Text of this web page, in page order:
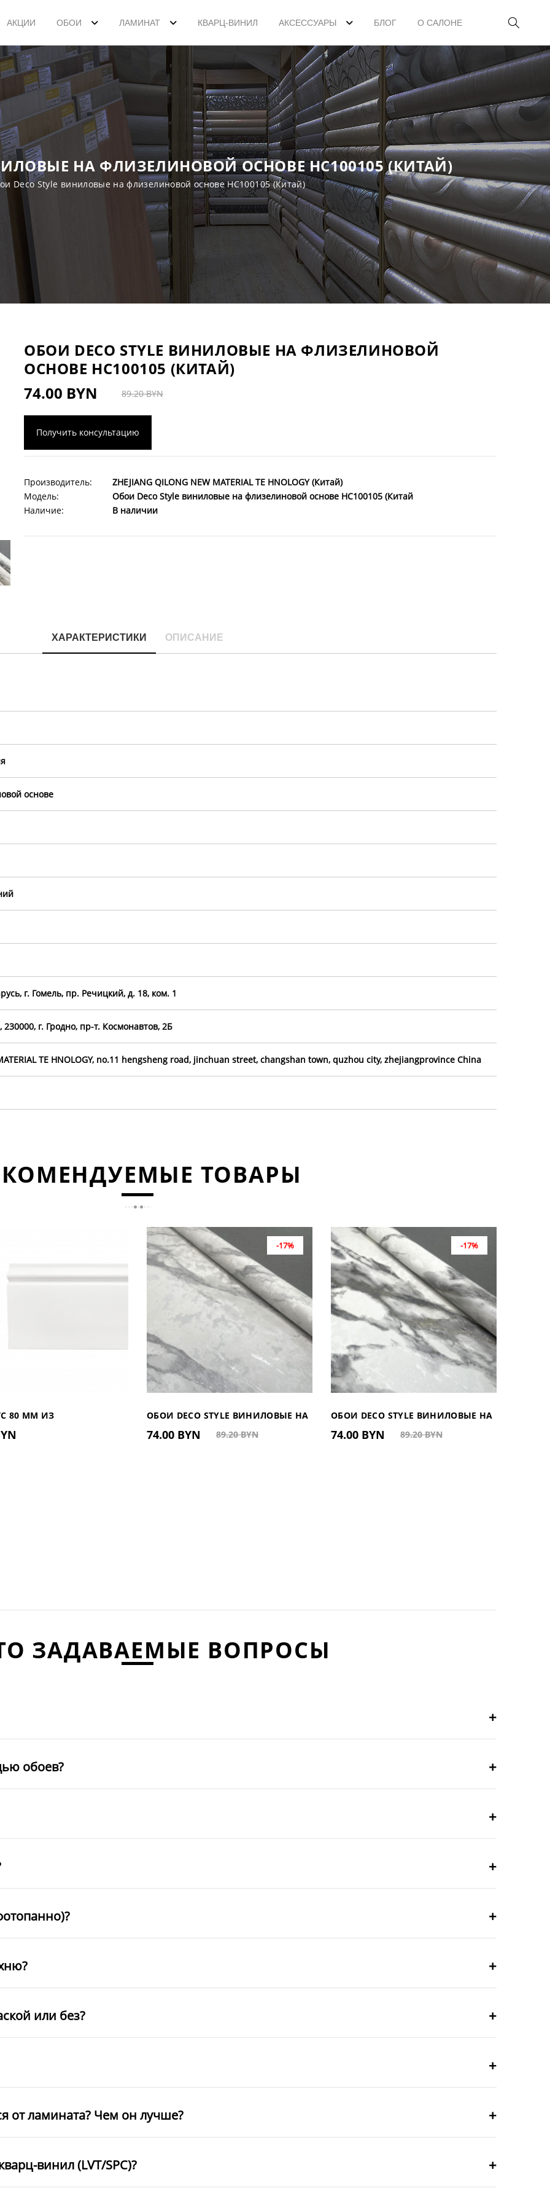
АКЦИИ ОБОИ ЛАМИНАТ КВАРЦ-ВИНИЛ АКСЕССУАРЫ БЛОГ О САЛОНЕ
НА ФЛИЗЕЛИНОВОЙ ОСНОВЕ HC100105 (КИТАЙ)
Deco Style виниловые на флизелиновой основе HC100105 (Китай)
ОБОИ DECO STYLE ВИНИЛОВЫЕ НА ФЛИЗЕЛИНОВОЙ
ОСНОВЕ HC100105 (КИТАЙ)
74.00 BYN
89.20 BYN
Получить консультацию
Производитель:
ZHEJIANG QILONG NEW MATERIAL TE HNOLOGY (Китай)
Модель:
Обои Deco Style виниловые на флизелиновой основе HC100105 (Китай
Наличие:
В наличии
ХАРАКТЕРИСТИКИ ОПИСАНИЕ
основе
г. Гомель, пр. Речицкий, д. 18, ком. 1
г. Гродно, пр-т. Космонавтов, 2Б
TE HNOLOGY, no.11 hengsheng road, jinchuan street, changshan town, quzhou city, zhejiangprovince China
ТОВАРЫ
80 ММ ИЗ
UHD 01/80, 2М
-17%
ОБОИ DECO STYLE ВИНИЛОВЫЕ НА
ФЛИЗЕЛИНОВОЙ ОСНОВЕ
74.00 BYN 89.20 BYN
-17%
ОБОИ DECO STYLE ВИНИЛОВЫЕ НА
ФЛИЗЕЛИНОВОЙ ОСНОВЕ
74.00 BYN 89.20 BYN
ЗАДАВАЕМЫЕ ВОПРОСЫ
обоев?
или без?
от ламината? Чем он лучше?
винил (LVT/SPC)?